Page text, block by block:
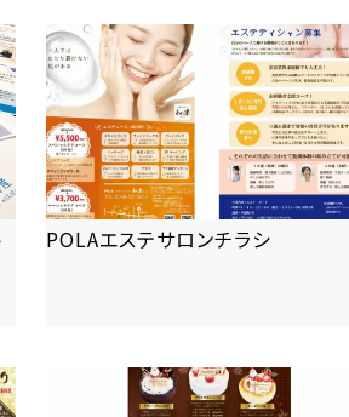
POLAエステサロンチラシ